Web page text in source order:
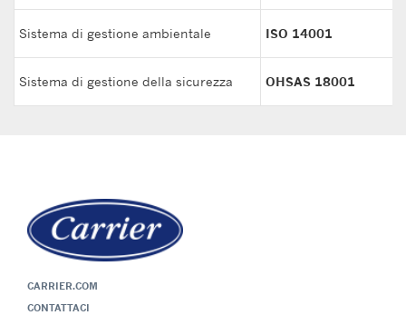
Sistema di gestione ambientale ISO 14001
Sistema di gestione della sicurezza OHSAS 18001
CARRIER.COM
CONTATTACI